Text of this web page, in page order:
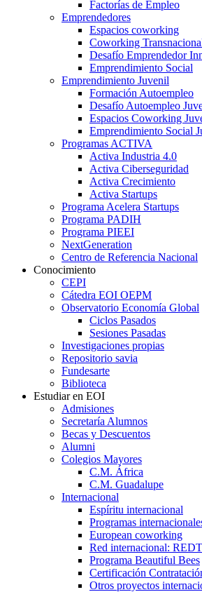
Factorías de Empleo
Emprendedores
Espacios coworking
Coworking
Desafío Emprendedor
Emprendimiento Social
Emprendimiento Juvenil
Formación Autoempleo
Desafío Autoempleo
Espacios Coworking
Emprendimiento Social
Programas ACTIVA
Activa Industria 4.0
Activa Ciberseguridad
Activa Crecimiento
Activa Startups
Programa Acelera Startups
Programa PADIH
Programa PIEEI
NextGeneration
Centro de Referencia Nacional
Conocimiento
CEPI
Cátedra EOI OEPM
Observatorio Economía Global
Ciclos Pasados
Sesiones Pasadas
Investigaciones propias
Repositorio savia
Fundesarte
Biblioteca
Estudiar en EOI
Admisiones
Secretaría Alumnos
Becas y Descuentos
Alumni
Colegios Mayores
C.M. África
C.M. Guadalupe
Internacional
Espíritu internacional
Programas
European coworking
Red internacional:
Programa Beautiful Bees
Certificación
Otros proyectos